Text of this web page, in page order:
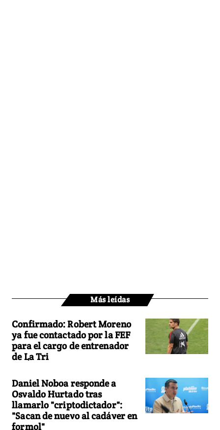
Más leídas
Confirmado: Robert Moreno
ya fue contactado por la FEF
para el cargo de entrenador
de La Tri
Daniel Noboa responde a
Osvaldo Hurtado tras
llamarlo "criptodictador":
"Sacan de nuevo al cadáver en
formol"